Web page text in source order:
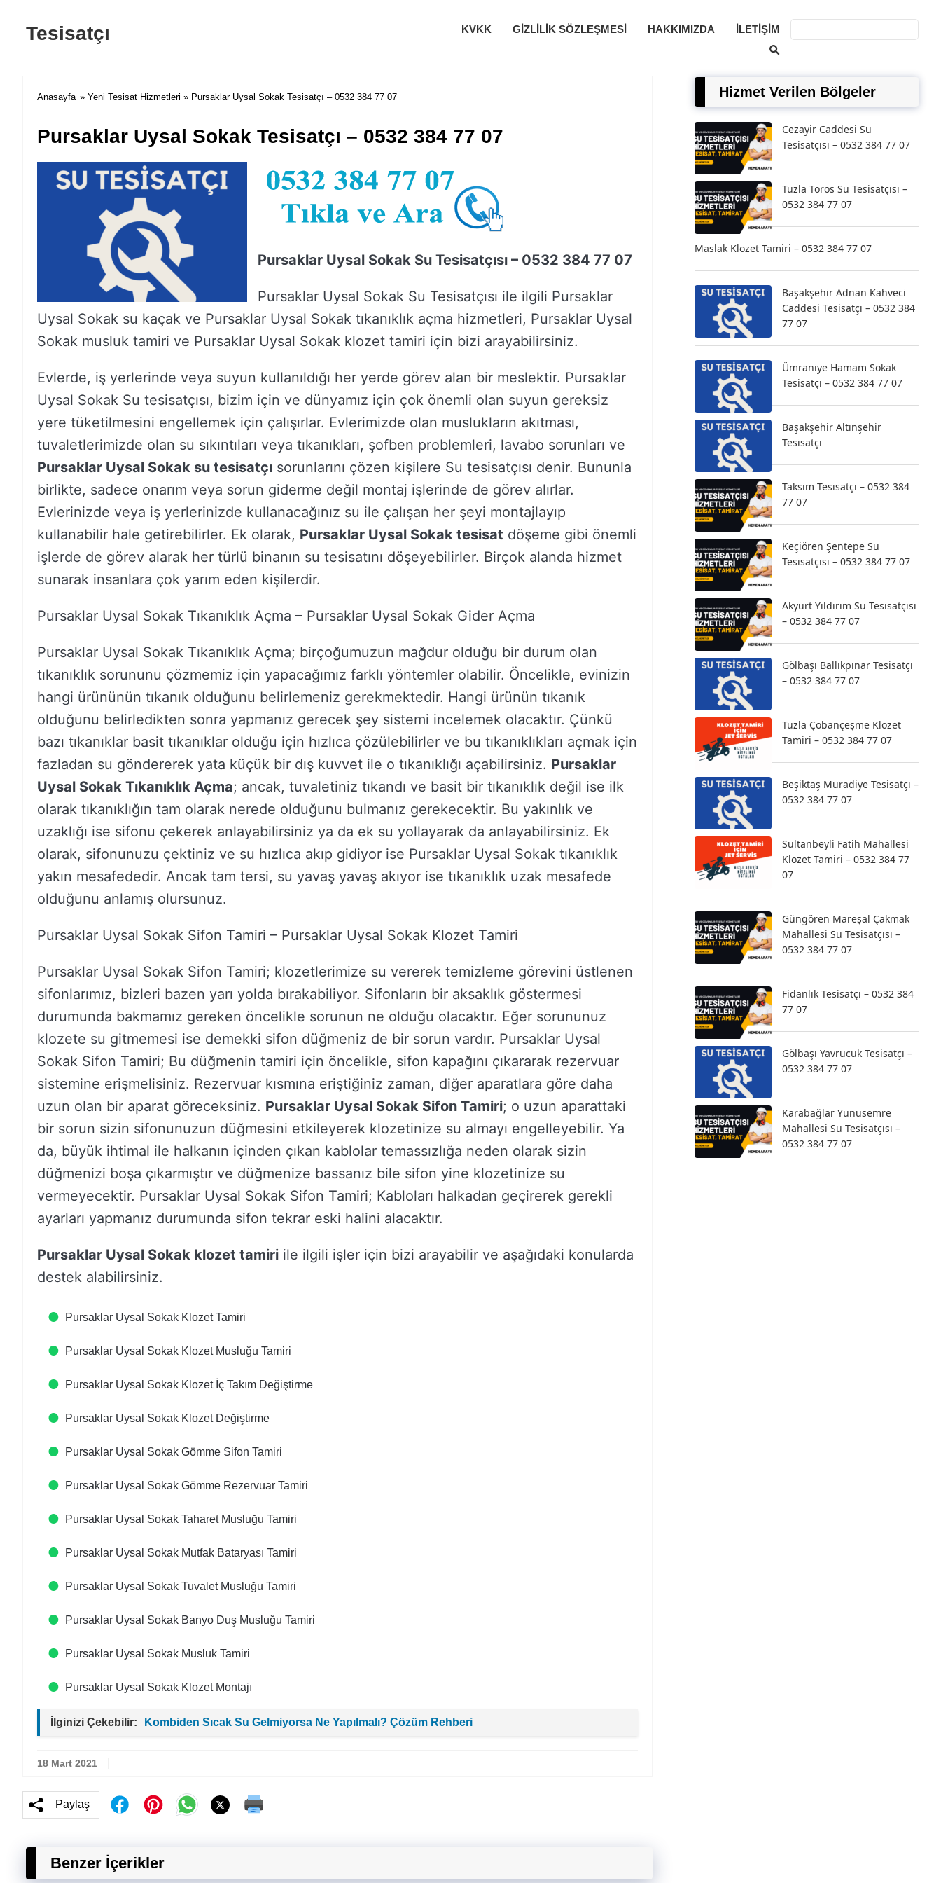
Tesisatçı KVKK GIZLILIK SÖZLEŞMESI HAKKIMIZDA İLETIŞIM
Anasayfa » Yeni Tesisat Hizmetleri » Pursaklar Uysal Sokak Tesisatçı – 0532 384 77 07
Pursaklar Uysal Sokak Tesisatçı – 0532 384 77 07
Pursaklar Uysal Sokak Su Tesisatçısı – 0532 384 77 07
Pursaklar Uysal Sokak Su Tesisatçısı ile ilgili Pursaklar
Uysal Sokak su kaçak ve Pursaklar Uysal Sokak tıkanıklık açma hizmetleri, Pursaklar Uysal
Sokak musluk tamiri ve Pursaklar Uysal Sokak klozet tamiri için bizi arayabilirsiniz.
Evlerde, iş yerlerinde veya suyun kullanıldığı her yerde görev alan bir meslektir. Pursaklar
Uysal Sokak Su tesisatçısı, bizim için ve dünyamız için çok önemli olan suyun gereksiz
yere tüketilmesini engellemek için çalışırlar. Evlerimizde olan muslukların akıtması,
tuvaletlerimizde olan su sıkıntıları veya tıkanıkları, şofben problemleri, lavabo sorunları ve
Pursaklar Uysal Sokak su tesisatçı sorunlarını çözen kişilere Su tesisatçısı denir. Bununla
birlikte, sadece onarım veya sorun giderme değil montaj işlerinde de görev alırlar.
Evlerinizde veya iş yerlerinizde kullanacağınız su ile çalışan her şeyi montajlayıp
kullanabilir hale getirebilirler. Ek olarak, Pursaklar Uysal Sokak tesisat döşeme gibi önemli
işlerde de görev alarak her türlü binanın su tesisatını döşeyebilirler. Birçok alanda hizmet
sunarak insanlara çok yarım eden kişilerdir.
Pursaklar Uysal Sokak Tıkanıklık Açma – Pursaklar Uysal Sokak Gider Açma
Pursaklar Uysal Sokak Tıkanıklık Açma; birçoğumuzun mağdur olduğu bir durum olan
tıkanıklık sorununu çözmemiz için yapacağımız farklı yöntemler olabilir. Öncelikle, evinizin
hangi ürününün tıkanık olduğunu belirlemeniz gerekmektedir. Hangi ürünün tıkanık
olduğunu belirledikten sonra yapmanız gerecek şey sistemi incelemek olacaktır. Çünkü
bazı tıkanıklar basit tıkanıklar olduğu için hızlıca çözülebilirler ve bu tıkanıklıkları açmak için
fazladan su göndererek yata küçük bir dış kuvvet ile o tıkanıklığı açabilirsiniz. Pursaklar
Uysal Sokak Tıkanıklık Açma; ancak, tuvaletiniz tıkandı ve basit bir tıkanıklık değil ise ilk
olarak tıkanıklığın tam olarak nerede olduğunu bulmanız gerekecektir. Bu yakınlık ve
uzaklığı ise sifonu çekerek anlayabilirsiniz ya da ek su yollayarak da anlayabilirsiniz. Ek
olarak, sifonunuzu çektiniz ve su hızlıca akıp gidiyor ise Pursaklar Uysal Sokak tıkanıklık
yakın mesafededir. Ancak tam tersi, su yavaş yavaş akıyor ise tıkanıklık uzak mesafede
olduğunu anlamış olursunuz.
Pursaklar Uysal Sokak Sifon Tamiri – Pursaklar Uysal Sokak Klozet Tamiri
Pursaklar Uysal Sokak Sifon Tamiri; klozetlerimize su vererek temizleme görevini üstlenen
sifonlarımız, bizleri bazen yarı yolda bırakabiliyor. Sifonların bir aksaklık göstermesi
durumunda bakmamız gereken öncelikle sorunun ne olduğu olacaktır. Eğer sorununuz
klozete su gitmemesi ise demekki sifon düğmeniz de bir sorun vardır. Pursaklar Uysal
Sokak Sifon Tamiri; Bu düğmenin tamiri için öncelikle, sifon kapağını çıkararak rezervuar
sistemine erişmelisiniz. Rezervuar kısmına eriştiğiniz zaman, diğer aparatlara göre daha
uzun olan bir aparat göreceksiniz. Pursaklar Uysal Sokak Sifon Tamiri; o uzun aparattaki
bir sorun sizin sifonunuzun düğmesini etkileyerek klozetinize su almayı engelleyebilir. Ya
da, büyük ihtimal ile halkanın içinden çıkan kablolar temassızlığa neden olarak sizin
düğmenizi boşa çıkarmıştır ve düğmenize bassanız bile sifon yine klozetinize su
vermeyecektir. Pursaklar Uysal Sokak Sifon Tamiri; Kabloları halkadan geçirerek gerekli
ayarları yapmanız durumunda sifon tekrar eski halini alacaktır.
Pursaklar Uysal Sokak klozet tamiri ile ilgili işler için bizi arayabilir ve aşağıdaki konularda
destek alabilirsiniz.
Pursaklar Uysal Sokak Klozet Tamiri
Pursaklar Uysal Sokak Klozet Musluğu Tamiri
Pursaklar Uysal Sokak Klozet İç Takım Değiştirme
Pursaklar Uysal Sokak Klozet Değiştirme
Pursaklar Uysal Sokak Gömme Sifon Tamiri
Pursaklar Uysal Sokak Gömme Rezervuar Tamiri
Pursaklar Uysal Sokak Taharet Musluğu Tamiri
Pursaklar Uysal Sokak Mutfak Bataryası Tamiri
Pursaklar Uysal Sokak Tuvalet Musluğu Tamiri
Pursaklar Uysal Sokak Banyo Duş Musluğu Tamiri
Pursaklar Uysal Sokak Musluk Tamiri
Pursaklar Uysal Sokak Klozet Montajı
İlginizi Çekebilir: Kombiden Sıcak Su Gelmiyorsa Ne Yapılmalı? Çözüm Rehberi
18 Mart 2021
Paylaş
Benzer İçerikler
Hizmet Verilen Bölgeler
Cezayir Caddesi Su
Tesisatçısı – 0532 384 77 07
Tuzla Toros Su Tesisatçısı –
0532 384 77 07
Maslak Klozet Tamiri – 0532 384 77 07
Başakşehir Adnan Kahveci
Caddesi Tesisatçı – 0532 384
77 07
Ümraniye Hamam Sokak
Tesisatçı – 0532 384 77 07
Başakşehir Altınşehir
Tesisatçı
Taksim Tesisatçı – 0532 384
77 07
Keçiören Şentepe Su
Tesisatçısı – 0532 384 77 07
Akyurt Yıldırım Su Tesisatçısı
– 0532 384 77 07
Gölbaşı Ballıkpınar Tesisatçı
– 0532 384 77 07
Tuzla Çobançeşme Klozet
Tamiri – 0532 384 77 07
Beşiktaş Muradiye Tesisatçı –
0532 384 77 07
Sultanbeyli Fatih Mahallesi
Klozet Tamiri – 0532 384 77
07
Güngören Mareşal Çakmak
Mahallesi Su Tesisatçısı –
0532 384 77 07
Fidanlık Tesisatçı – 0532 384
77 07
Gölbaşı Yavrucuk Tesisatçı –
0532 384 77 07
Karabağlar Yunusemre
Mahallesi Su Tesisatçısı –
0532 384 77 07